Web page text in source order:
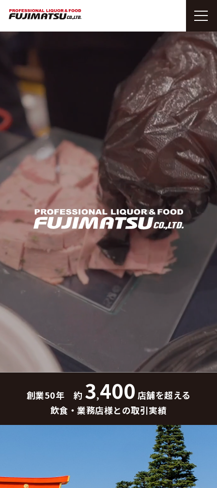
創業50年 約 3,400店舗を超える
飲食・業務店様との取引実績